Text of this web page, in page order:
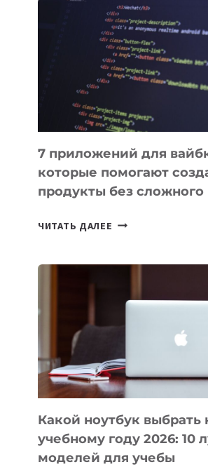
ПОЛЕЗНЫХ
ИНСТРУМЕНТОВ
ДЛЯ
РАБОТЫ
7 приложений для
которые помогают
продукты без сложного
ЧИТАТЬ ДАЛЕЕ 7
ПОМОГАЮТ
СОЗДАВАТЬ
БЕЗ
СЛОЖНОГО
КОДА
Какой ноутбук выбрать
учебному году 2026: 10
моделей для учебы